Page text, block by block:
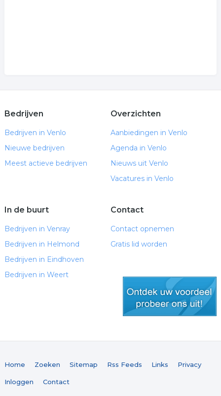
Bedrijven
Bedrijven in Venlo
Nieuwe bedrijven
Meest actieve bedrijven
Overzichten
Aanbiedingen in Venlo
Agenda in Venlo
Nieuws uit Venlo
Vacatures in Venlo
In de buurt
Bedrijven in Venray
Bedrijven in Helmond
Bedrijven in Eindhoven
Bedrijven in Weert
Contact
Contact opnemen
Gratis lid worden
Home Zoeken Sitemap Rss Feeds Links Privacy
Inloggen Contact